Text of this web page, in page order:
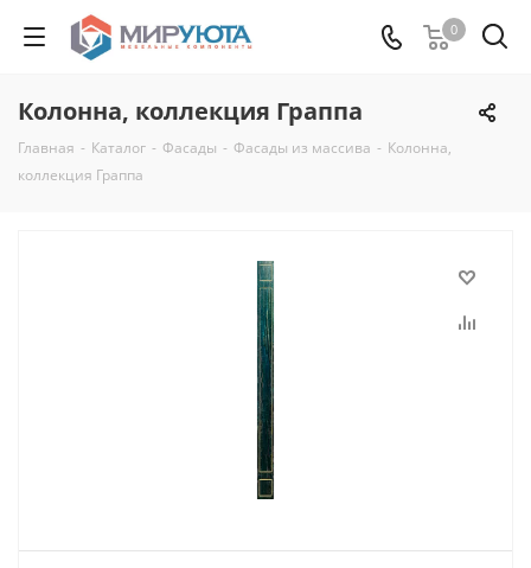
0
Колонна, коллекция Граппа
Главная - Каталог - Фасады - Фасады из массива - Колонна,
коллекция Граппа